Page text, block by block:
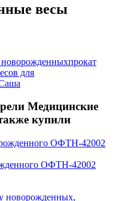
весы
новорожденныхпрокат
для
Медицинские
купили
ОФТН-42002